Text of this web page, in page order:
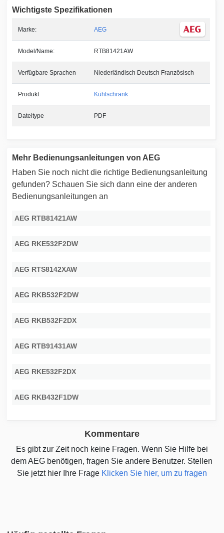
Wichtigste Spezifikationen
Marke: AEG
Model/Name: RTB81421AW
Verfügbare Sprachen Niederländisch Deutsch Französisch
Produkt Kühlschrank
Dateitype PDF
Mehr Bedienungsanleitungen von AEG
Haben Sie noch nicht die richtige Bedienungsanleitung
gefunden? Schauen Sie sich dann eine der anderen
Bedienungsanleitungen an
AEG RTB81421AW
AEG RKE532F2DW
AEG RTS8142XAW
AEG RKB532F2DW
AEG RKB532F2DX
AEG RTB91431AW
AEG RKE532F2DX
AEG RKB432F1DW
Kommentare
Es gibt zur Zeit noch keine Fragen. Wenn Sie Hilfe bei
dem AEG benötigen, fragen Sie andere Benutzer. Stellen
Sie jetzt hier Ihre Frage Klicken Sie hier, um zu fragen